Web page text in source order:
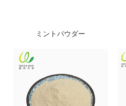
ミントパウダー